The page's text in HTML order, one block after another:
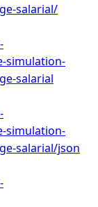
salarial/
simulation-
salarial
simulation-
salarial/json